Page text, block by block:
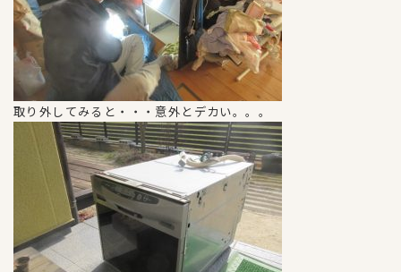
取り外してみると・・・意外とデカい。。。